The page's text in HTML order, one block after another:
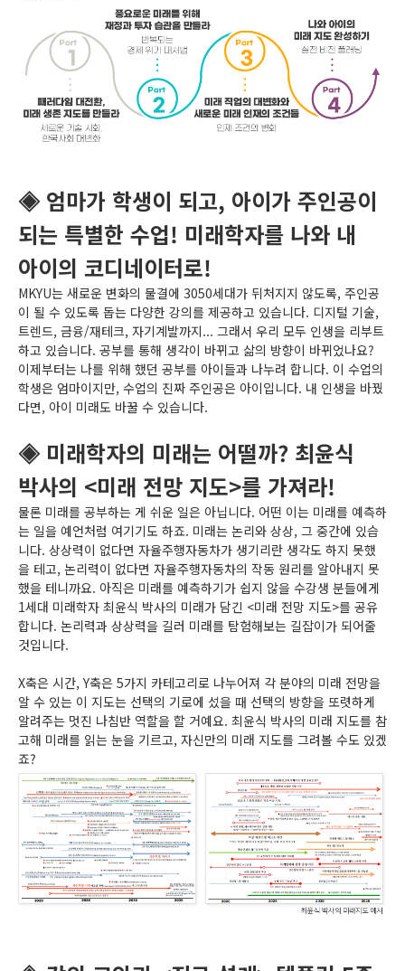
◈ 엄마가 학생이 되고, 아이가 주인공이
되는 특별한 수업! 미래학자를 나와 내
아이의 코디네이터로!
MKYU는 새로운 변화의 물결에 3050세대가 뒤처지지 않도록, 주인공
이 될 수 있도록 돕는 다양한 강의를 제공하고 있습니다. 디지털 기술,
트렌드, 금융/재테크, 자기계발까지... 그래서 우리 모두 인생을 리부트
하고 있습니다. 공부를 통해 생각이 바뀌고 삶의 방향이 바뀌었나요?
이제부터는 나를 위해 했던 공부를 아이들과 나누려 합니다. 이 수업의
학생은 엄마이지만, 수업의 진짜 주인공은 아이입니다. 내 인생을 바꿨
다면, 아이 미래도 바꿀 수 있습니다.
◈ 미래학자의 미래는 어떨까? 최윤식
박사의 <미래 전망 지도>를 가져라!
물론 미래를 공부하는 게 쉬운 일은 아닙니다. 어떤 이는 미래를 예측하
는 일을 예언처럼 여기기도 하죠. 미래는 논리와 상상, 그 중간에 있습
니다. 상상력이 없다면 자율주행자동차가 생기리란 생각도 하지 못했
을 테고, 논리력이 없다면 자율주행자동차의 작동 원리를 알아내지 못
했을 테니까요. 아직은 미래를 예측하기가 쉽지 않을 수강생 분들에게
1세대 미래학자 최윤식 박사의 미래가 담긴 <미래 전망 지도>를 공유
합니다. 논리력과 상상력을 길러 미래를 탐험해보는 길잡이가 되어줄
것입니다.
X축은 시간, Y축은 5가지 카테고리로 나누어져 각 분야의 미래 전망을
알 수 있는 이 지도는 선택의 기로에 섰을 때 선택의 방향을 또렷하게
알려주는 멋진 나침반 역할을 할 거예요. 최윤식 박사의 미래 지도를 참
고해 미래를 읽는 눈을 기르고, 자신만의 미래 지도를 그려볼 수도 있겠
죠?